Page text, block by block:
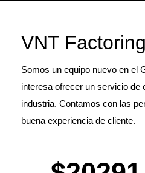
VNT Factoring
Somos un equipo nuevo en el
interesa ofrecer un servicio
industria. Contamos con las
buena experiencia de cliente.